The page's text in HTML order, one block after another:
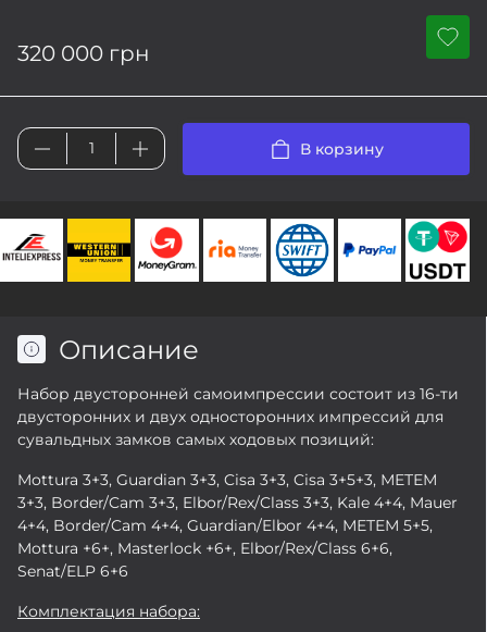
320 000 грн
В корзину
Описание
Набор двусторонней самоимпрессии состоит из 16-ти
двусторонних и двух односторонних импрессий для
сувальдных замков самых ходовых позиций:
Mottura 3+3, Guardian 3+3, Cisa 3+3, Cisa 3+5+3, МЕТЕМ
3+3, Border/Cam 3+3, Elbor/Rex/Class 3+3, Kale 4+4, Mauer
4+4, Border/Cam 4+4, Guardian/Elbor 4+4, МЕТЕМ 5+5,
Mottura +6+, Masterlock +6+, Elbor/Rex/Class 6+6,
Senat/ELP 6+6
Комплектация набора: